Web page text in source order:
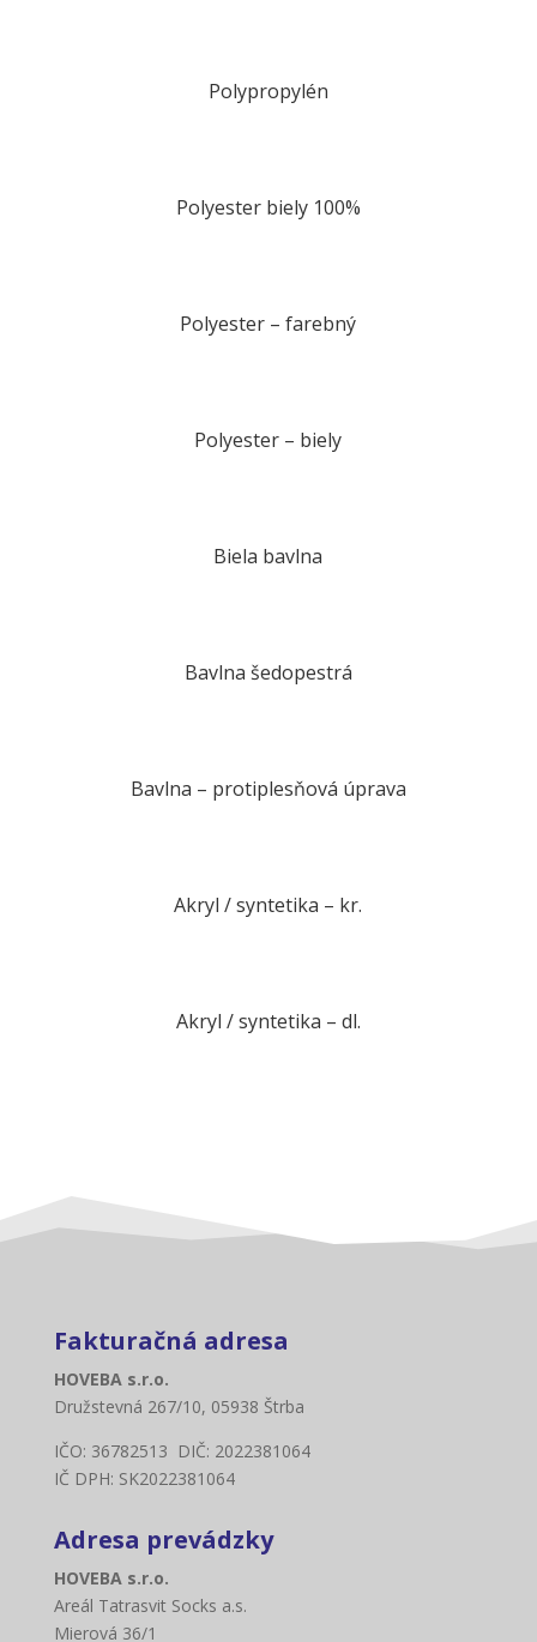
Polypropylén
Polyester biely 100%
Polyester – farebný
Polyester – biely
Biela bavlna
Bavlna šedopestrá
Bavlna – protiplesňová úprava
Akryl / syntetika – kr.
Akryl / syntetika – dl.
Fakturačná adresa
HOVEBA s.r.o.
Družstevná 267/10, 05938 Štrba
IČO: 36782513 DIČ: 2022381064
IČ DPH: SK2022381064
Adresa prevádzky
HOVEBA s.r.o.
Areál Tatrasvit Socks a.s.
Mierová 36/1